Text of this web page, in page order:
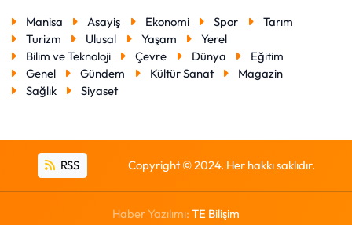
Manisa Asayiş Ekonomi Spor
Tarım
Turizm
Ulusal Yaşam
Yerel
Bilim ve Teknoloji
Çevre Dünya
Eğitim
Genel
Gündem Kültür Sanat
Magazin
Sağlık
Siyaset
RSS Copyright © 2024. Her hakkı saklıdır.
Haber Yazılımı: TE Bilişim